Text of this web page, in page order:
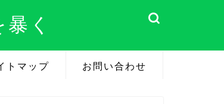
く
トマップ お問い合わせ